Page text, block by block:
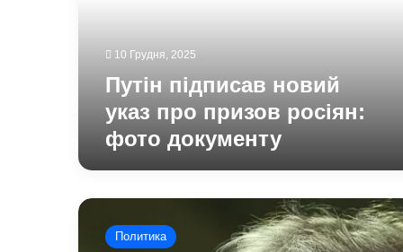
документу10 Грудня, 2025
Путін підписав новий
указ про призов росіян:
фото документу
У
прокоментував
Политика